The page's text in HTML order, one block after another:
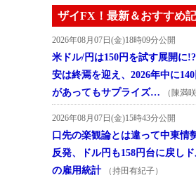
ザイFX！最新＆おすすめ
2026年08月07日(金)18時09分公開
米ドル/円は150円を試す展開に
安は終焉を迎え、2026年中に
があってもサプライズ…
（陳満
2026年08月07日(金)15時43分公開
口先の楽観論とは違って中東情
反発、ドル円も158円台に戻し
の雇用統計
（持田有紀子）